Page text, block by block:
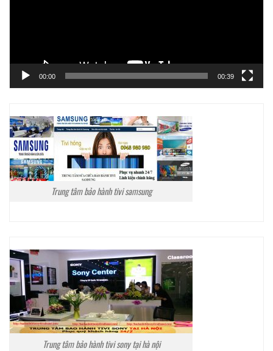
00:00 00:39
Trung tâm bảo hành tivi samsung
Trung tâm bảo hành tivi sony tại hà nội